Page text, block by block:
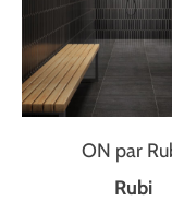
ON par
Rubi